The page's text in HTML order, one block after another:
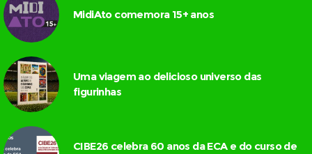
MidiAto comemora 15+ anos
Uma viagem ao delicioso universo das
figurinhas
CIBE26 celebra 60 anos da ECA e do curso de